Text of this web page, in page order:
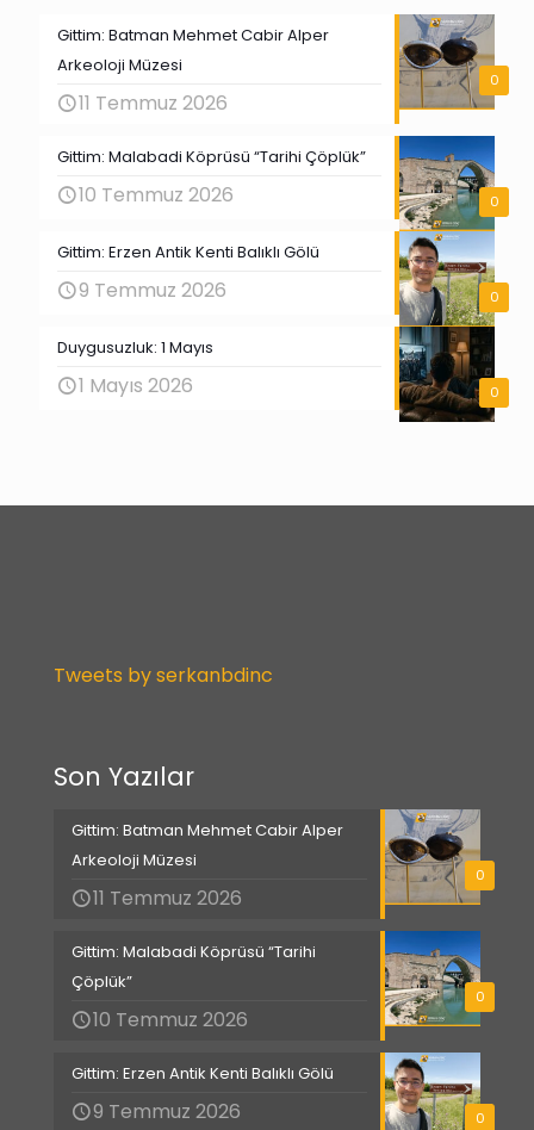
0
Gittim: Batman Mehmet Cabir Alper
Arkeoloji Müzesi
11 Temmuz 2026
0
Gittim: Malabadi Köprüsü “Tarihi Çöplük”
10 Temmuz 2026
0
Gittim: Erzen Antik Kenti Balıklı Gölü
9 Temmuz 2026
0
Duygusuzluk: 1 Mayıs
1 Mayıs 2026
Tweets by serkanbdinc
Son Yazılar
0
Gittim: Batman Mehmet Cabir Alper
Arkeoloji Müzesi
11 Temmuz 2026
0
Gittim: Malabadi Köprüsü “Tarihi
Çöplük”
10 Temmuz 2026
0
Gittim: Erzen Antik Kenti Balıklı Gölü
9 Temmuz 2026